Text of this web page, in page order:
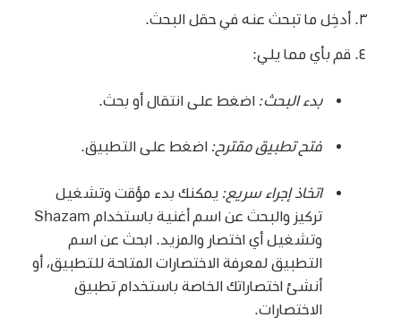
أدخِل ما تبحث عنه في حقل البحث.
قم بأي مما يلي:
بدء البحث: اضغط على انتقال أو بحث.
فتح تطبيق مقترح: اضغط على التطبيق.
اتخاذ إجراء سريع: يمكنك بدء مؤقت وتشغيل
تركيز والبحث عن اسم أغنية باستخدام Shazam
وتشغيل أي اختصار والمزيد. ابحث عن اسم
التطبيق لمعرفة الاختصارات المتاحة للتطبيق، أو
أنشئ اختصاراتك الخاصة باستخدام تطبيق
الاختصارات.